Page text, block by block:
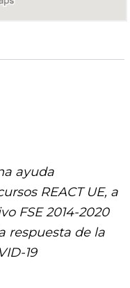
ayuda
REACT UE, a
FSE 2014-2020
respuesta de la
19